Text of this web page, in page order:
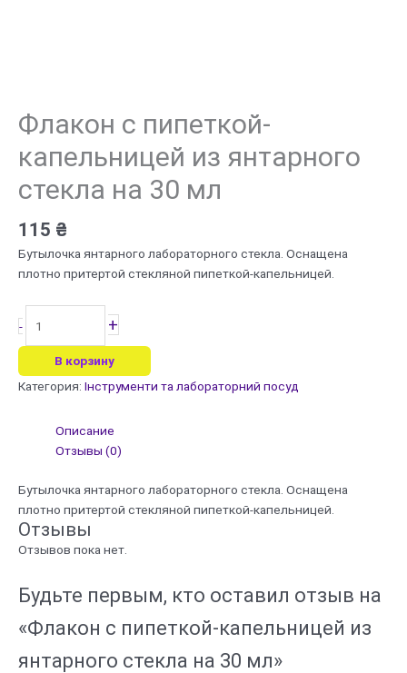
Флакон с пипеткой-
капельницей из янтарного
стекла на 30 мл
115 ₴
Бутылочка янтарного лабораторного стекла. Оснащена
плотно притертой стекляной пипеткой-капельницей.
-
товара
Флакон
с
пипеткой-
янтарного
на
30
мл
+
В корзину
Категория: Інструменти та лабораторний посуд
Описание
Отзывы (0)
Бутылочка янтарного лабораторного стекла. Оснащена
плотно притертой стекляной пипеткой-капельницей.
Отзывы
Отзывов пока нет.
Будьте первым, кто оставил отзыв на
«Флакон с пипеткой-капельницей из
янтарного стекла на 30 мл»